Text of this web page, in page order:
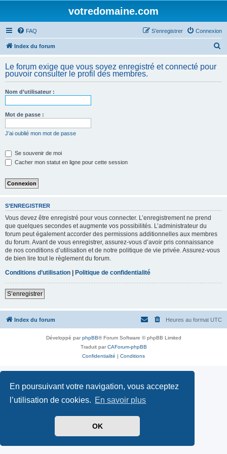
En poursuivant votre navigation, vous acceptez
l’utilisation de cookies. En savoir plus
OK
votredomaine.com
FAQ Connexion
S’enregistrer
Index du forum
h
Le forum exige que vous soyez enregistré et connecté pour
pouvoir consulter le profil des membres.
Nom d’utilisateur :
Mot de passe :
J’ai oublié mon mot de passe
Se souvenir de moi
Cacher mon statut en ligne pour cette session
S’ENREGISTRER
Vous devez être enregistré pour vous connecter. L’enregistrement ne prend
que quelques secondes et augmente vos possibilités. L’administrateur du
forum peut également accorder des permissions additionnelles aux membres
du forum. Avant de vous enregistrer, assurez-vous d’avoir pris connaissance
de nos conditions d’utilisation et de notre politique de vie privée. Assurez-vous
de bien lire tout le règlement du forum.
Conditions d’utilisation | Politique de confidentialité
S’enregistrer
Index du forum Heures au format UTC
Développé parphpBB® Forum Software © phpBB Limited
Traduit parCAForum-phpBB
Confidentialité | Conditions